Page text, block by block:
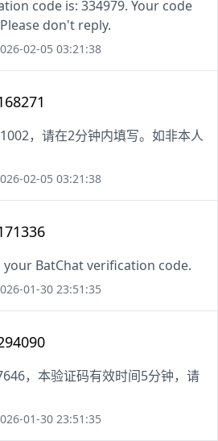
code is: 334979. Your code
don't reply.
02-05 03:21:38
，请在2分钟内填写。如非本人
02-05 03:21:38
your BatChat verification code.
01-30 23:51:35
，本验证码有效时间5分钟，请
01-30 23:51:35